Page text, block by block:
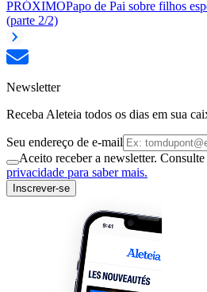
PRÓXIMOPapo de Pai sobre filhos
(parte 2/2)
Newsletter
Receba Aleteia todos os dias em sua
Seu endereço de e-mail
Aceito receber a newsletter. Consulte
privacidade para saber mais.
Inscrever-se